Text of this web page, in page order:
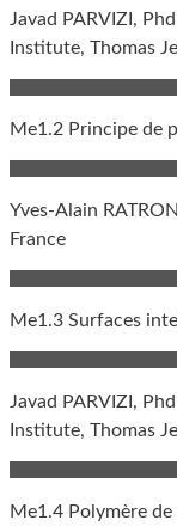
Javad PARVIZI,
Institute, Thomas
Me1.2 Principe de
Yves-Alain
France
Me1.3 Surfaces
Javad PARVIZI,
Institute, Thomas
Me1.4 Polymère